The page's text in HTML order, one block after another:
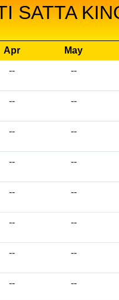
SATTA
Apr May
-- --
-- --
-- --
-- --
-- --
-- --
-- --
-- --